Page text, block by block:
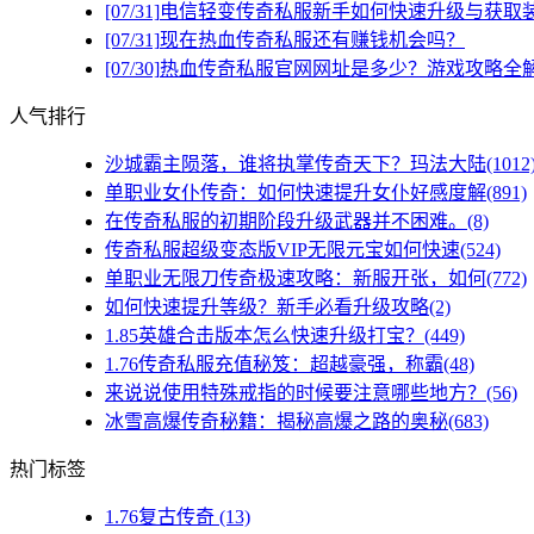
[07/31]电信轻变传奇私服新手如何快速升级与获取
[07/31]现在热血传奇私服还有赚钱机会吗？
[07/30]热血传奇私服官网网址是多少？游戏攻略全
人气排行
沙城霸主陨落，谁将执掌传奇天下？玛法大陆
单职业女仆传奇：如何快速提升女仆好感度解(891)
在传奇私服的初期阶段升级武器并不困难。(8)
传奇私服超级变态版VIP无限元宝如何快速(524)
单职业无限刀传奇极速攻略：新服开张，如何(772)
如何快速提升等级？新手必看升级攻略(2)
1.85英雄合击版本怎么快速升级打宝？(449)
1.76传奇私服充值秘笈：超越豪强，称霸(48)
来说说使用特殊戒指的时候要注意哪些地方？(56)
冰雪高爆传奇秘籍：揭秘高爆之路的奥秘(683)
热门标签
1.76复古传奇 (13)